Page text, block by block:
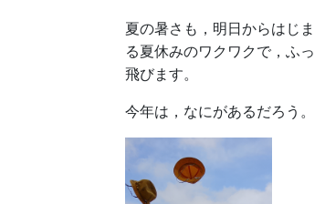
夏の暑さも，明日からはじま
る夏休みのワクワクで，ふっ
飛びます。
今年は，なにがあるだろう。